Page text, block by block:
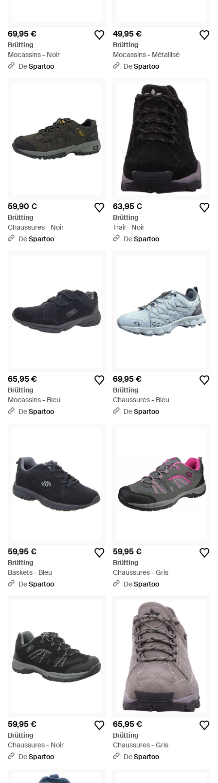
69,95 €
Brütting
Mocassins - Noir
DeSpartoo
49,95 €
Brütting
Mocassins - Métallisé
DeSpartoo
59,90 €
Brütting
Chaussures - Noir
DeSpartoo
63,95 €
Brütting
Trail - Noir
DeSpartoo
65,95 €
Brütting
Mocassins - Bleu
DeSpartoo
69,95 €
Brütting
Chaussures - Bleu
DeSpartoo
59,95 €
Brütting
Baskets - Bleu
DeSpartoo
59,95 €
Brütting
Chaussures - Gris
DeSpartoo
59,95 €
Brütting
Chaussures - Noir
DeSpartoo
65,95 €
Brütting
Chaussures - Gris
DeSpartoo